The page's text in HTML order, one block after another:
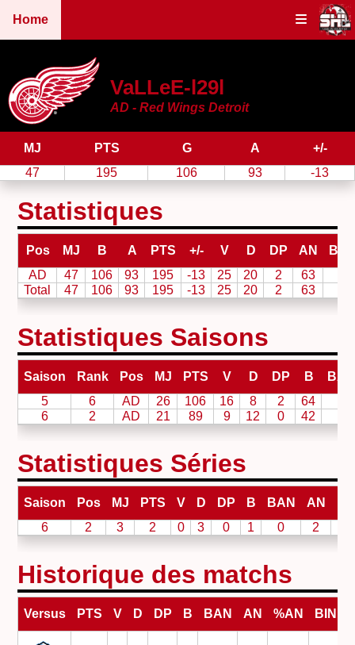
Home
VaLLeE-l29l
AD - Red Wings Detroit
MJ PTS G A
+/-
47
195 106 93 -13
Statistiques
Pos MJ B A PTS +/- V D DP AN
AD
47 106 93 195 -13 25 20 2 63
Total
47 106 93 195 -13 25 20 2 63
Statistiques Saisons
Saison Rank Pos MJ PTS V D DP B
5
6 AD 26 106 16 8 2 64
6
2 AD 21 89 9 12 0 42
Statistiques Séries
Saison Pos MJ PTS V D DP B BAN AN
6
2 3 2 0 3 0 1 0 2
Historique des matchs
Versus PTS V D DP B BAN AN %AN BIN